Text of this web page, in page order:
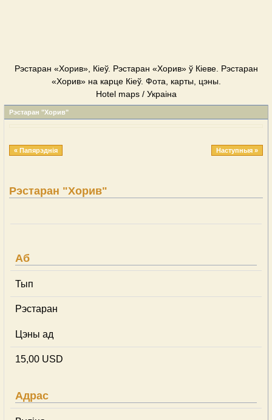
Рэстаран «Хорив», Кіеў. Рэстаран «Хорив» ў Кіеве. Рэстаран
«Хорив» на карце Кіеў. Фота, карты, цэны.
Hotel maps / Украіна
Рэстаран "Хорив"
« Папярэднія Наступныя »
Рэстаран "Хорив"
Аб
Тып
Рэстаран
Цэны ад
15,00 USD
Адрас